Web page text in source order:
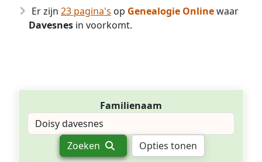
Er zijn 23 pagina's op Genealogie Onlinewaar
Davesnes in voorkomt.
Familienaam
Zoeken Opties tonen